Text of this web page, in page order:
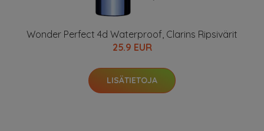
Wonder Perfect 4d Waterproof, Clarins Ripsivärit
25.9 EUR
LISÄTIETOJA